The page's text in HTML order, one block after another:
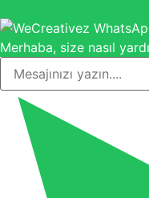
Merhaba, size nasıl